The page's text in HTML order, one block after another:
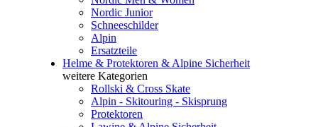
Nordic Junior
Schneeschilder
Alpin
Ersatzteile
Helme & Protektoren & Alpine Sicherheit
weitere Kategorien
Rollski & Cross Skate
Alpin - Skitouring - Skisprung
Protektoren